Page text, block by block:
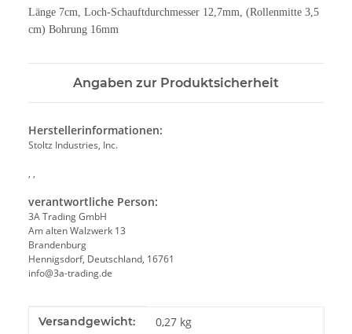
Länge 7cm, Loch-Schauftdurchmesser 12,7mm, (Rollenmitte 3,5
cm) Bohrung 16mm
Angaben zur Produktsicherheit
Herstellerinformationen:
Stoltz Industries, Inc.
, ,
verantwortliche Person:
3A Trading GmbH
Am alten Walzwerk 13
Brandenburg
Hennigsdorf, Deutschland, 16761
info@3a-trading.de
Produkteigenschaft
Wert
Versandgewicht: 0,27 kg